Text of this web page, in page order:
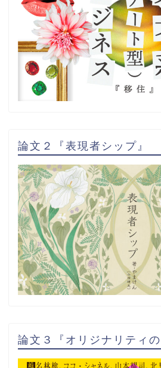
論文２『表現者シップ』
論文３『オリジナリティの